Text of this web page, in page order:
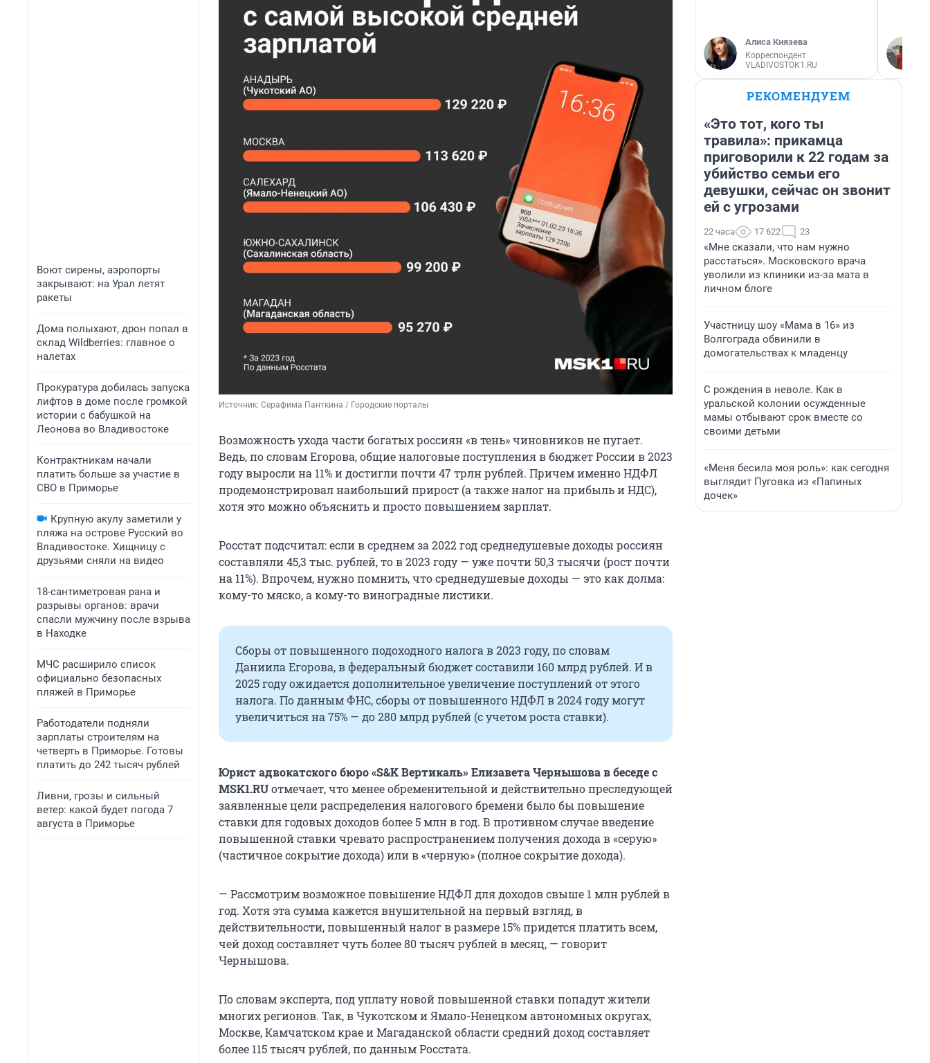
Воют сирены, аэропорты
закрывают: на Урал летят
ракеты
Дома полыхают, дрон попал в
склад Wildberries: главное о
налетах
Прокуратура добилась запуска
лифтов в доме после громкой
истории с бабушкой на
Леонова во Владивостоке
Контрактникам начали
платить больше за участие в
СВО в Приморье
Крупную акулу заметили у
пляжа на острове Русский во
Владивостоке. Хищницу с
друзьями сняли на видео
18-сантиметровая рана и
разрывы органов: врачи
спасли мужчину после взрыва
в Находке
МЧС расширило список
официально безопасных
пляжей в Приморье
Работодатели подняли
зарплаты строителям на
четверть в Приморье. Готовы
платить до 242 тысяч рублей
Ливни, грозы и сильный
ветер: какой будет погода 7
августа в Приморье
Источник: Серафима Панткина / Городские порталы
Возможность ухода части богатых россиян «в тень» чиновников не пугает.
Ведь, по словам Егорова, общие налоговые поступления в бюджет России в 2023
году выросли на 11% и достигли почти 47 трлн рублей. Причем именно НДФЛ
продемонстрировал наибольший прирост (а также налог на прибыль и НДС),
хотя это можно объяснить и просто повышением зарплат.
Росстат подсчитал: если в среднем за 2022 год среднедушевые доходы россиян
составляли 45,3 тыс. рублей, то в 2023 году — уже почти 50,3 тысячи (рост почти
на 11%). Впрочем, нужно помнить, что среднедушевые доходы — это как долма:
кому-то мяско, а кому-то виноградные листики.
Сборы от повышенного подоходного налога в 2023 году, по словам
Даниила Егорова, в федеральный бюджет составили 160 млрд рублей. И в
2025 году ожидается дополнительное увеличение поступлений от этого
налога. По данным ФНС, сборы от повышенного НДФЛ в 2024 году могут
увеличиться на 75% — до 280 млрд рублей (с учетом роста ставки).
Юрист адвокатского бюро «S&K Вертикаль» Елизавета Чернышова в беседе с
MSK1.RUотмечает, что менее обременительной и действительно преследующей
заявленные цели распределения налогового бремени было бы повышение
ставки для годовых доходов более 5 млн в год. В противном случае введение
повышенной ставки чревато распространением получения дохода в «серую»
(частичное сокрытие дохода) или в «черную» (полное сокрытие дохода).
— Рассмотрим возможное повышение НДФЛ для доходов свыше 1 млн рублей в
год. Хотя эта сумма кажется внушительной на первый взгляд, в
действительности, повышенный налог в размере 15% придется платить всем,
чей доход составляет чуть более 80 тысяч рублей в месяц, — говорит
Чернышова.
По словам эксперта, под уплату новой повышенной ставки попадут жители
многих регионов. Так, в Чукотском и Ямало-Ненецком автономных округах,
Москве, Камчатском крае и Магаданской области средний доход составляет
более 115 тысяч рублей, по данным Росстата.
Алиса Князева
Корреспондент
VLADIVOSTOK1.RU
РЕКОМЕНДУЕМ
«Это тот, кого ты
травила»: прикамца
приговорили к 22 годам за
убийство семьи его
девушки, сейчас он звонит
ей с угрозами
22 часа 17 622 23
«Мне сказали, что нам нужно
расстаться». Московского врача
уволили из клиники из-за мата в
личном блоге
Участницу шоу «Мама в 16» из
Волгограда обвинили в
домогательствах к младенцу
С рождения в неволе. Как в
уральской колонии осужденные
мамы отбывают срок вместе со
своими детьми
«Меня бесила моя роль»: как сегодня
выглядит Пуговка из «Папиных
дочек»